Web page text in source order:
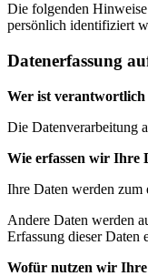
Die folgenden Hinweise
persönlich identifiziert
Datenerfassung
Wer ist verantwortlich
Die Datenverarbeitung
Wie erfassen wir Ihre
Ihre Daten werden zum
Andere Daten werden
Erfassung dieser Daten
Wofür nutzen wir Ihre